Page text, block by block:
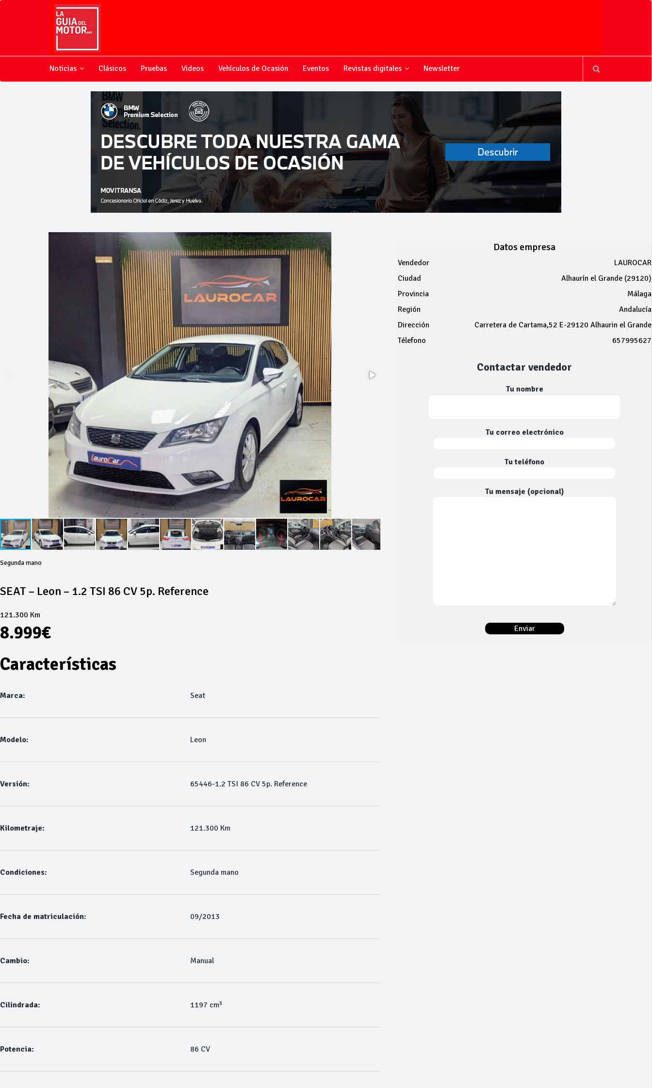
Noticias Clásicos Pruebas Videos Vehículos de Ocasión Eventos Revistas digitales Newsletter
Segunda mano
SEAT – Leon – 1.2 TSI 86 CV 5p. Reference
121.300 Km
8.999€
Características
Marca: Seat
Modelo: Leon
Versión: 65446-1.2 TSI 86 CV 5p. Reference
Kilometraje: 121.300 Km
Condiciones: Segunda mano
Fecha de matriculación: 09/2013
Cambio: Manual
Cilindrada: 1197 cm³
Potencia: 86 CV
Datos empresa
Vendedor
LAUROCAR
Ciudad
Alhaurín el Grande (29120)
Provincia
Málaga
Región
Andalucía
Dirección
Carretera de Cartama,52 E-29120 Alhaurin el Grande
Télefono
657995627
Contactar vendedor
Tu nombre
Tu correo electrónico
Tu teléfono
Tu mensaje (opcional)